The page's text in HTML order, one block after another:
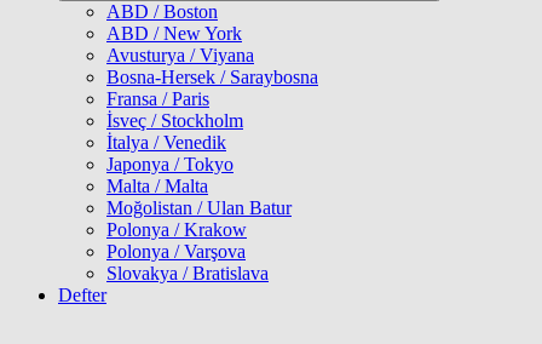
ABD / Boston
ABD / New York
Avusturya / Viyana
Bosna-Hersek / Saraybosna
Fransa / Paris
İsveç / Stockholm
İtalya / Venedik
Japonya / Tokyo
Malta / Malta
Moğolistan / Ulan Batur
Polonya / Krakow
Polonya / Varşova
Slovakya / Bratislava
Defter